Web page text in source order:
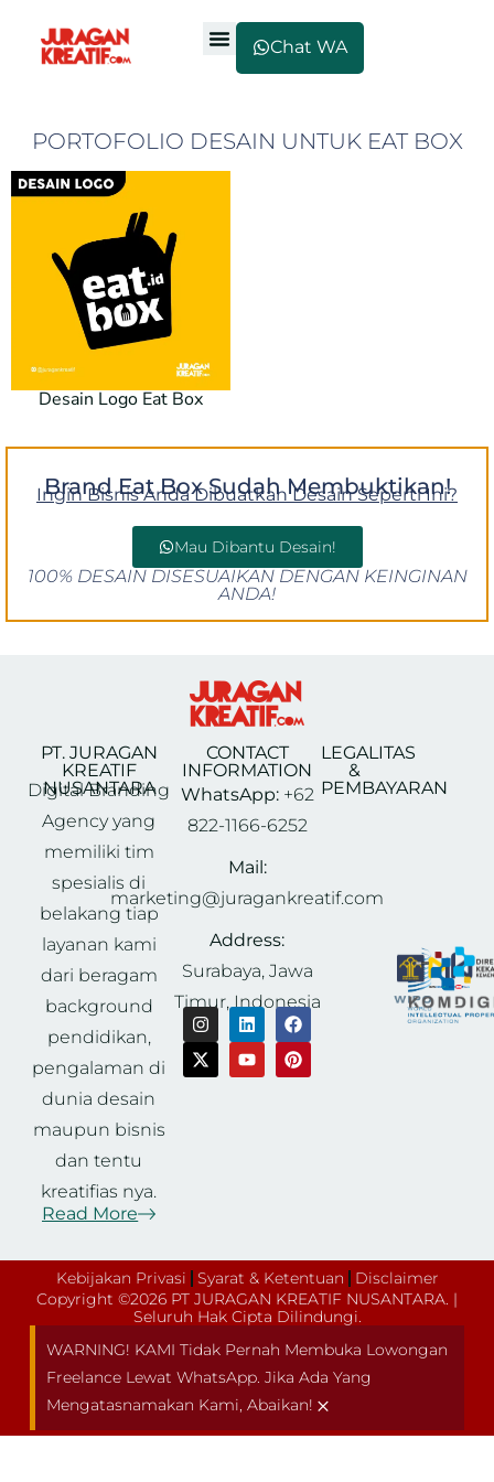
Chat WA
PORTOFOLIO DESAIN UNTUK EAT BOX
Desain Logo Eat Box
Brand Eat Box Sudah Membuktikan!
Ingin Bisnis Anda Dibuatkan Desain Seperti Ini?
Mau Dibantu Desain!
100% DESAIN DISESUAIKAN DENGAN KEINGINAN
ANDA!
PT. JURAGAN
KREATIF
NUSANTARA
Digital Branding
Agency yang
memiliki tim
spesialis di
belakang tiap
layanan kami
dari beragam
background
pendidikan,
pengalaman di
dunia desain
maupun bisnis
dan tentu
kreatifias nya.
Read More
CONTACT
INFORMATION
WhatsApp:+62
822-1166-6252
Mail:
marketing@juragankreatif.com
Address:
Surabaya, Jawa
Timur, Indonesia
LEGALITAS
&
PEMBAYARAN
Kebijakan Privasi Syarat & Ketentuan
Disclaimer
Copyright ©2026 PT JURAGAN KREATIF NUSANTARA. |
Seluruh Hak Cipta Dilindungi.
WARNING! KAMI Tidak Pernah Membuka Lowongan
Freelance Lewat WhatsApp. Jika Ada Yang
Mengatasnamakan Kami, Abaikan! ×